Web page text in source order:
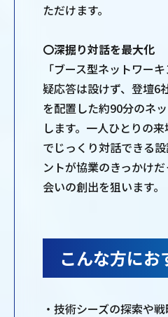
ただけます。
〇深掘り対話を最大化
「ブース型ネットワー
疑応答は設けず、登壇6
を配置した約90分のネ
します。一人ひとりの
でじっくり対話できる
ントが協業のきっかけ
会いの創出を狙います。
こんな方にお
・技術シーズの探索や